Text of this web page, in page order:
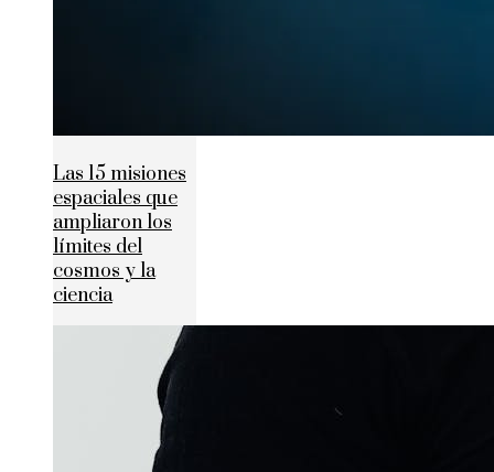
Las 15 misiones
espaciales que
ampliaron los
límites del
cosmos y la
ciencia